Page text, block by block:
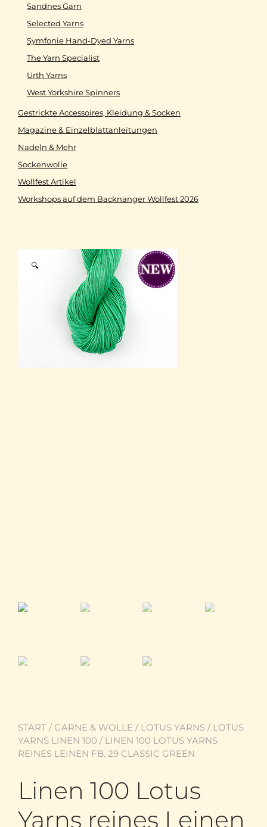
🔍
START / GARNE & WOLLE / LOTUS YARNS / LOTUS
YARNS LINEN 100 / LINEN 100 LOTUS YARNS
REINES LEINEN FB. 29 CLASSIC GREEN
Linen 100 Lotus
Yarns reines Leinen
Sandnes Garn
Selected Yarns
Symfonie Hand-Dyed Yarns
The Yarn Specialist
Urth Yarns
West Yorkshire Spinners
Gestrickte Accessoires, Kleidung & Socken
Magazine & Einzelblattanleitungen
Nadeln & Mehr
Sockenwolle
Wollfest Artikel
Workshops auf dem Backnanger Wollfest 2026